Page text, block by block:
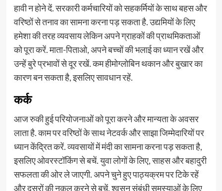
हावी न होने दें. सरकारी कर्मचारियों को सहकर्मियों के साथ बहस और
वरिष्ठों से तनाव का सामना करना पड़ सकता है. उद्यमियों के लिए
हमेशा की तरह व्यवसाय लेकिन अपने ग्राहकों की प्राथमिकताओं
को पूरा करें. माता-पिताओ, अपने बच्चों की भलाई का ध्यान रखें और
उन्हें बुरे प्रभावों से दूर रखें. कम हीमोग्लोबिन थकान और बुखार का
कारण बन सकता है, इसलिए सावधान रहें.
कर्क
आज रुकी हुई परियोजनाओं को पूरा करने और मान्यता के अवसर
लाता है. काम पर वरिष्ठों के साथ नेटवर्क और साझा जिम्मेदारियों पर
ध्यान केंद्रित करें. व्यवसायों में मंदी का सामना करना पड़ सकता है,
इसलिए ओवरस्टॉकिंग से बचें. युवा लोगों के लिए, साहस और बहादुरी
सफलता की ओर ले जाएगी. अपने चुने हुए पाठ्यक्रम पर टिके रहें
और दूसरों की नकल करने से बचें. श्वसन संबंधी समस्याओं के लिए